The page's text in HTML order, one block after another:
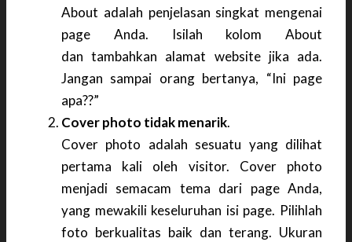
About adalah penjelasan singkat mengenai
page Anda. Isilah kolom About
dan tambahkan alamat website jika ada.
Jangan sampai orang bertanya, “Ini page
apa??”
Cover photo tidak menarik.
Cover photo adalah sesuatu yang dilihat
pertama kali oleh visitor. Cover photo
menjadi semacam tema dari page Anda,
yang mewakili keseluruhan isi page. Pilihlah
foto berkualitas baik dan terang. Ukuran